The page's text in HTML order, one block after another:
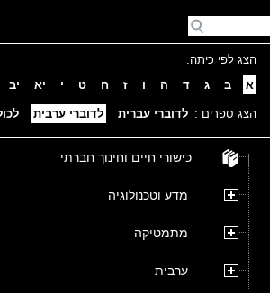
הצג לפי כיתה:
א
ב ג ד ה ו ז ח ט י יא יב
הצג ספרים : לדוברי עברית לדוברי ערבית
כישורי חיים וחינוך חברתי
מדע וטכנולוגיה
מתמטיקה
ערבית